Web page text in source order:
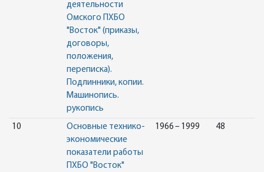
деятельности
Омского ПХБО
"Восток" (приказы,
договоры,
положения,
переписка).
Подлинники, копии.
Машинопись.
рукопись
10
Основные технико-
экономические
показатели работы
ПХБО "Восток"
1966 – 1999 48